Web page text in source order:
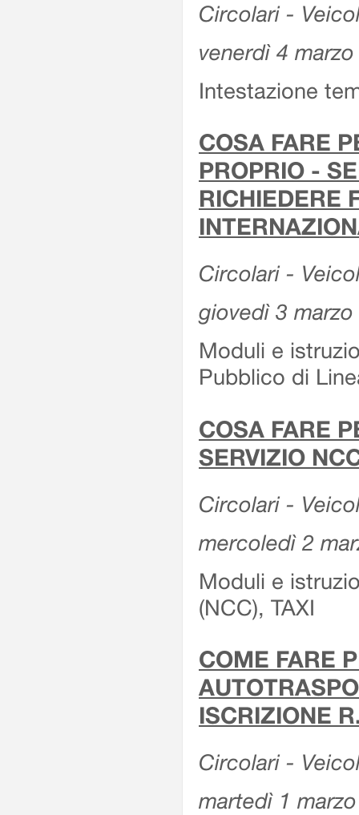
Circolari -
venerdì 4
Intestazione
COSA FARE
PROPRIO -
RICHIEDERE
Circolari -
giovedì 3 marzo
Moduli e
Pubblico di
COSA FARE
SERVIZIO
Circolari -
mercoledì 2
Moduli e
(NCC), TAXI
COME FARE
ISCRIZIONE
Circolari -
martedì 1